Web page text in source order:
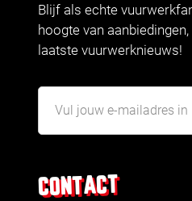
CONTACT
Blijf als echte
hoogte van
laatste vuurwerknieuws!